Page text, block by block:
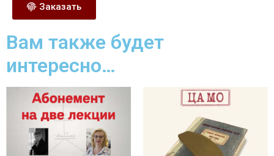
Заказать
Вам также будет
интересно…